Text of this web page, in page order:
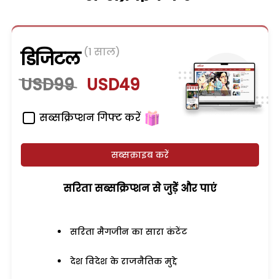
डिजिटल (1 साल)
USD99 USD49
सब्सक्रिप्शन गिफ्ट करें
सब्सक्राइब करें
सरिता सब्सक्रिप्शन से जुड़ेें और पाएं
सरिता मैगजीन का सारा कंटेंट
देश विदेश के राजनैतिक मुद्दे